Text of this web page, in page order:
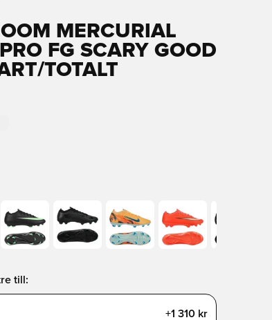
MERCURIAL
FG SCARY GOOD
TOTALT
till:
+1 310 kr